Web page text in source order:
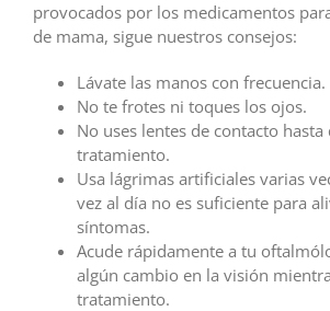
provocados por los medicamentos
de mama, sigue nuestros consejos:
Lávate las manos con frecuencia.
No te frotes ni toques los ojos.
No uses lentes de contacto
tratamiento.
Usa lágrimas artificiales varias
vez al día no es suficiente para
síntomas.
Acude rápidamente a tu
algún cambio en la visión
tratamiento.